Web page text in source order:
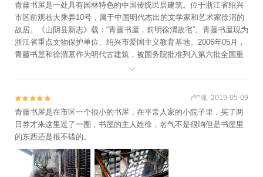
青藤书屋是一处具有园林特色的中国传统民居建筑。位于浙江省绍兴
市区前观巷大乘弄10号，属于中国明代杰出的文学家和艺术家徐渭的
故居。《山阴县新志》载：“青藤书屋，前明徐渭故宅”。青藤书屋现为
浙江省重点文物保护单位、绍兴市爱国主义教育基地。2006年05月，
青藤书屋和徐渭墓作为明代古建筑，被国务院批准列入第六批全国重


 卢*魂 2019-05-09
青藤书屋是在市区一个很小的书屋，在平常人家的小院子里，买了两
日券才来这里逗了一圈，书屋的主人姓徐，名气不是很响但是书屋里
的东西还是很不错的。